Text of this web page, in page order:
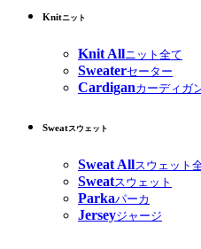
Knitニット
Knit Allニット全て
Sweaterセーター
Cardiganカーディガ
Sweatスウェット
Sweat Allスウェット
Sweatスウェット
Parkaパーカ
Jerseyジャージ